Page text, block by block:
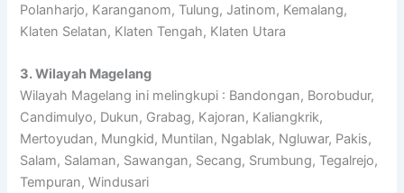
Polanharjo, Karanganom, Tulung, Jatinom, Kemalang,
Klaten Selatan, Klaten Tengah, Klaten Utara
3. Wilayah Magelang
Wilayah Magelang ini melingkupi : Bandongan, Borobudur,
Candimulyo, Dukun, Grabag, Kajoran, Kaliangkrik,
Mertoyudan, Mungkid, Muntilan, Ngablak, Ngluwar, Pakis,
Salam, Salaman, Sawangan, Secang, Srumbung, Tegalrejo,
Tempuran, Windusari